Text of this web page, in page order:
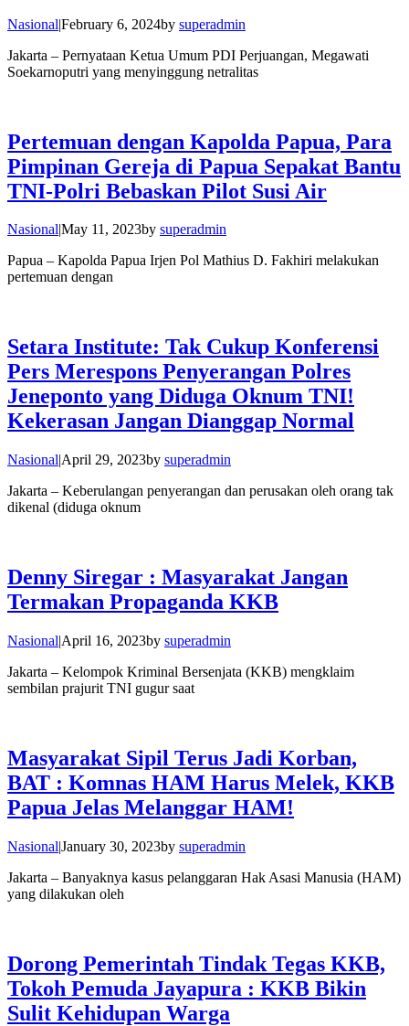
Nasional|February 6, 2024by superadmin
Jakarta – Pernyataan Ketua Umum PDI Perjuangan, Megawati
Soekarnoputri yang menyinggung netralitas
Pertemuan dengan Kapolda Papua, Para
Pimpinan Gereja di Papua Sepakat Bantu
TNI-Polri Bebaskan Pilot Susi Air
Nasional|May 11, 2023by superadmin
Papua – Kapolda Papua Irjen Pol Mathius D. Fakhiri melakukan
pertemuan dengan
Setara Institute: Tak Cukup Konferensi
Pers Merespons Penyerangan Polres
Jeneponto yang Diduga Oknum TNI!
Kekerasan Jangan Dianggap Normal
Nasional|April 29, 2023by superadmin
Jakarta – Keberulangan penyerangan dan perusakan oleh orang tak
dikenal (diduga oknum
Denny Siregar : Masyarakat Jangan
Termakan Propaganda KKB
Nasional|April 16, 2023by superadmin
Jakarta – Kelompok Kriminal Bersenjata (KKB) mengklaim
sembilan prajurit TNI gugur saat
Masyarakat Sipil Terus Jadi Korban,
BAT : Komnas HAM Harus Melek, KKB
Papua Jelas Melanggar HAM!
Nasional|January 30, 2023by superadmin
Jakarta – Banyaknya kasus pelanggaran Hak Asasi Manusia (HAM)
yang dilakukan oleh
Dorong Pemerintah Tindak Tegas KKB,
Tokoh Pemuda Jayapura : KKB Bikin
Sulit Kehidupan Warga